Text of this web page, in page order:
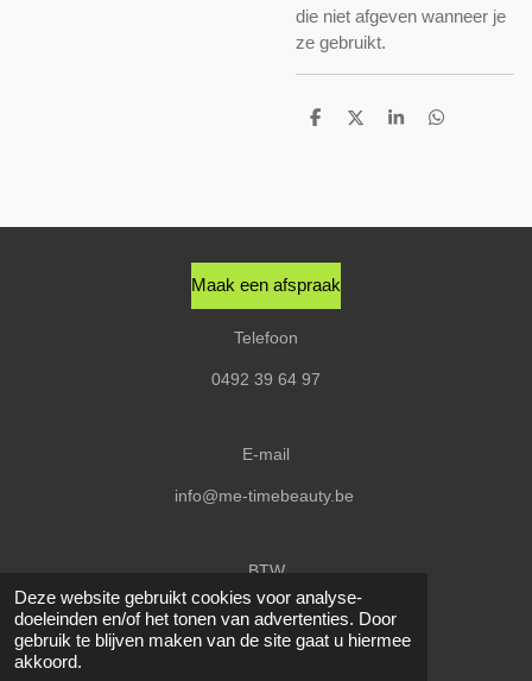
Deze website gebruikt cookies voor analyse-
doeleinden en/of het tonen van advertenties. Door
gebruik te blijven maken van de site gaat u hiermee
akkoord.
die niet afgeven wanneer je
ze gebruikt.
D
D
S
D
Maak een afspraak
Telefoon
0492 39 64 97
E-mail
info@me-timebeauty.be
BTW
BE0656580627
© 2020 - 2026 Me-Time